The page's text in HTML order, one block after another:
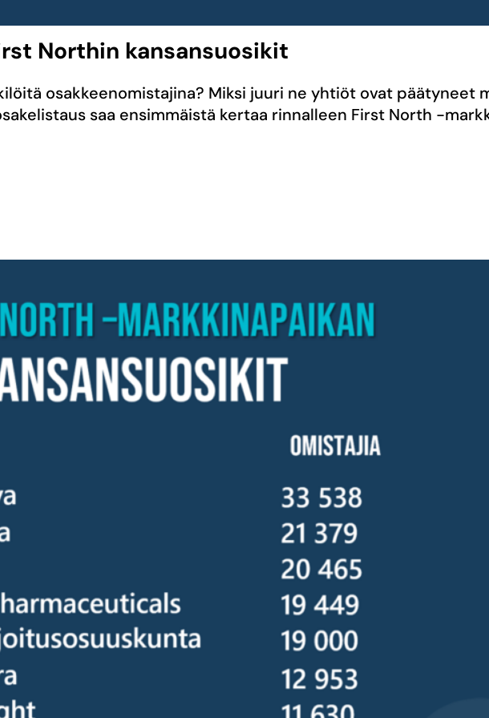
Northin kansansuosikit
osakkeenomistajina? Miksi juuri ne yhtiöt ovat päätyneet
saa ensimmäistä kertaa rinnalleen First North -